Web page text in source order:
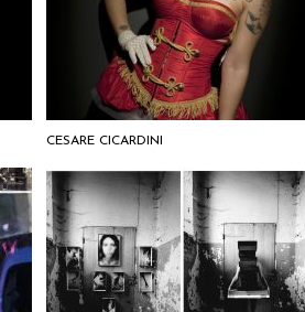
CESARE CICARDINI